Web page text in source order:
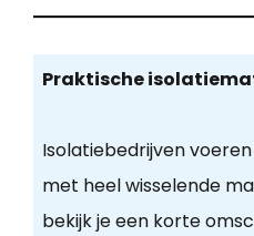
Praktische
Isolatiebedrijven
met heel wisselende
bekijk je een korte